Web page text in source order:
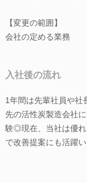
【変更の範囲】
会社の定める業務
入社後の流れ
1年間は先輩社員や
先の活性炭製造会社
験◎現在、当社は優れ
で改善提案にも活躍